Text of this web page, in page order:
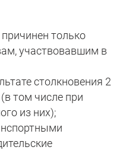
только
участвовавшим в
столкновения 2
том числе при
из них);